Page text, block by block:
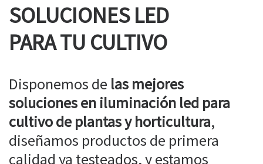
SOLUCIONES LED
PARA TU CULTIVO
Disponemos de las mejores
soluciones en iluminación led para
cultivo de plantas y horticultura,
diseñamos productos de primera
calidad ya testeados, y estamos